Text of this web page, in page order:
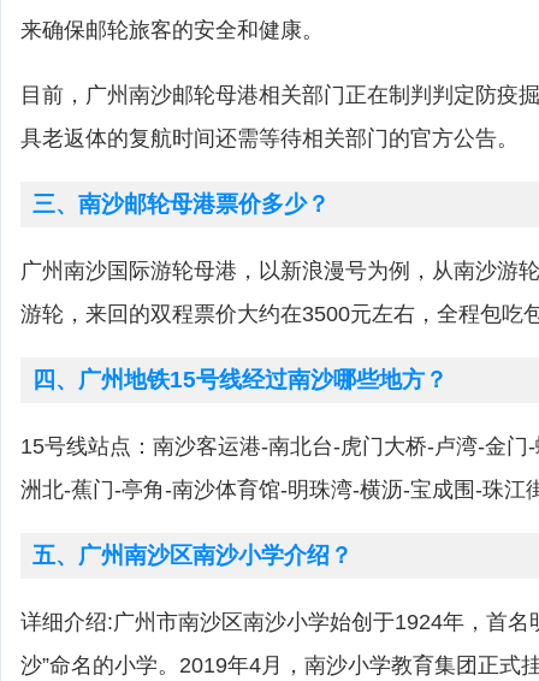
来确保邮轮旅客的安全和健康。
目前，广州南沙邮轮母港相关部门正在制判判定防疫
具老返体的复航时间还需等待相关部门的官方公告。
三、南沙邮轮母港票价多少？
广州南沙国际游轮母港，以新浪漫号为例，从南沙游
游轮，来回的双程票价大约在3500元左右，全程包吃
四、广州地铁15号线经过南沙哪些地方？
15号线站点：南沙客运港-南北台-虎门大桥-卢湾-金门
洲北-蕉门-亭角-南沙体育馆-明珠湾-横沥-宝成围-珠江
五、广州南沙区南沙小学介绍？
详细介绍:广州市南沙区南沙小学始创于1924年，首名
沙”命名的小学。2019年4月，南沙小学教育集团正式